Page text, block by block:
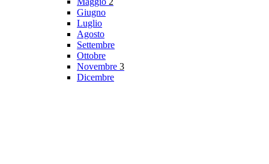
Giugno
Luglio
Agosto
Settembre
Ottobre
Novembre 3
Dicembre